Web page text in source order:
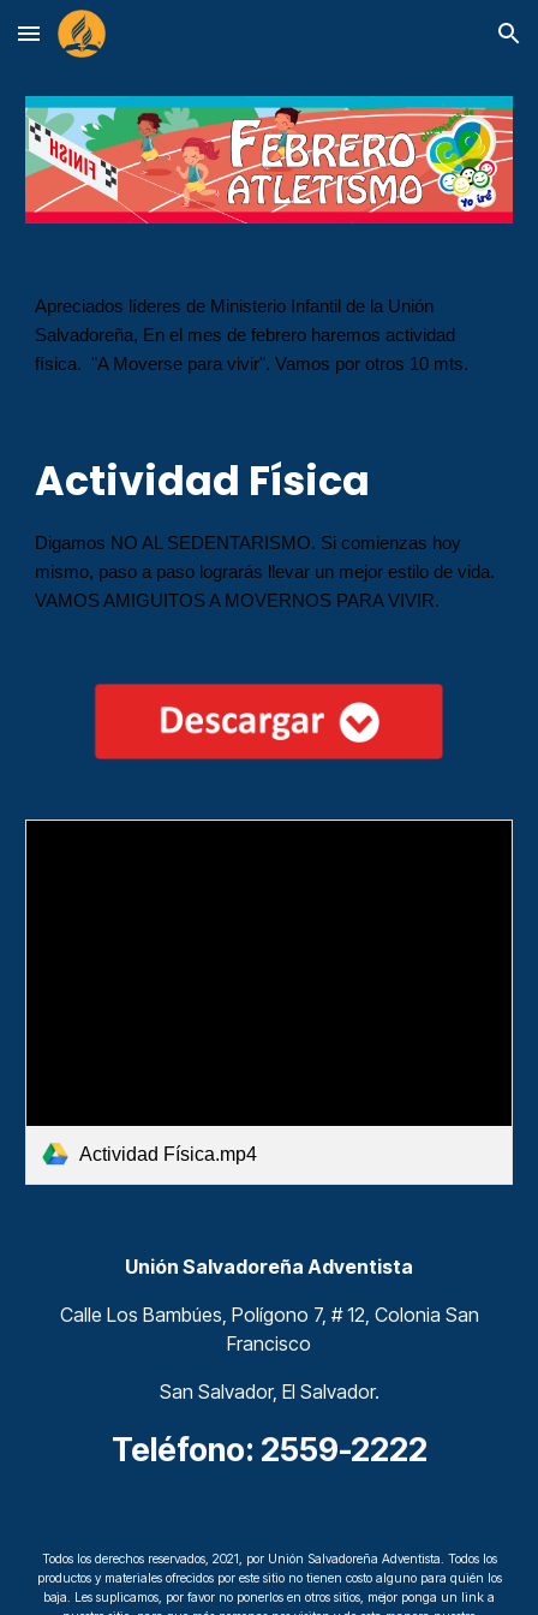
Skip to main content Skip to navigation
Apreciados líderes de Ministerio Infantil de la Unión
Salvadoreña, En el mes de febrero haremos actividad
física. "A Moverse para vivir". Vamos por otros 10 mts.
Actividad Física
Digamos NO AL SEDENTARISMO. Si comienzas hoy
mismo, paso a paso lograrás llevar un mejor estilo de vida.
VAMOS AMIGUITOS A MOVERNOS PARA VIVIR.
Actividad Física.mp4
Unión Salvadoreña Adventista
Calle Los Bambúes, Polígono 7, # 12, Colonia San
Francisco
San Salvador, El Salvador.
Teléfono: 2559-2222
Todos los derechos reservados, 2021, por Unión Salvadoreña Adventista. Todos los
productos y materiales ofrecidos por este sitio no tienen costo alguno para quién los
baja. Les suplicamos, por favor no ponerlos en otros sitios, mejor ponga un link a